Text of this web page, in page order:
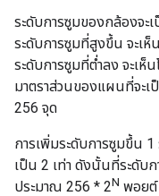
ระดับการซูมของกล้องจ
ระดับการซูมที่สูงขึ้น จะเ
ระดับการซูมที่ต่ำลง จะเ
มาตราส่วนของแผนที่จะ
256 จุด
การเพิ่มระดับการซูมขึ้น
เป็น 2 เท่า ดังนั้นที่ระดับ
ประมาณ 256 * 2N พอยต์